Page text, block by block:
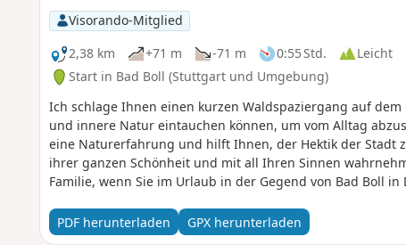
Visorando-Mitglied
2,38 km
+71 m -71 m 0:55 Std.
Leicht
Start in Bad Boll (Stuttgart und Umgebung)
Ich schlage Ihnen einen kurzen Waldspaziergang auf
und innere Natur eintauchen können, um vom Alltag
eine Naturerfahrung und hilft Ihnen, der Hektik der Stadt
ihrer ganzen Schönheit und mit all Ihren Sinnen
Familie, wenn Sie im Urlaub in der Gegend von Bad Boll in
PDF herunterladen GPX herunterladen